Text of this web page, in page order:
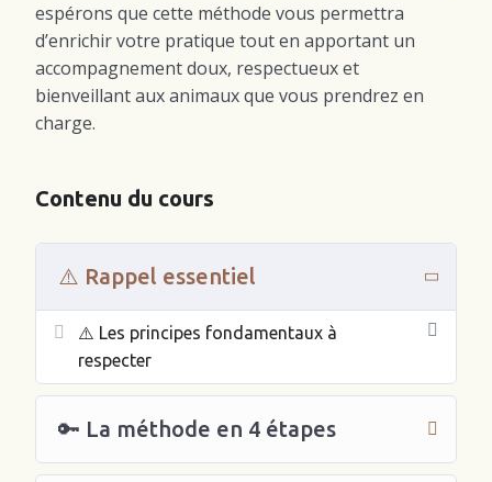
espérons que cette méthode vous permettra
d’enrichir votre pratique tout en apportant un
accompagnement doux, respectueux et
bienveillant aux animaux que vous prendrez en
charge.
Contenu du cours
⚠️ Rappel essentiel
⚠️ Les principes fondamentaux à
respecter
🔑 La méthode en 4 étapes